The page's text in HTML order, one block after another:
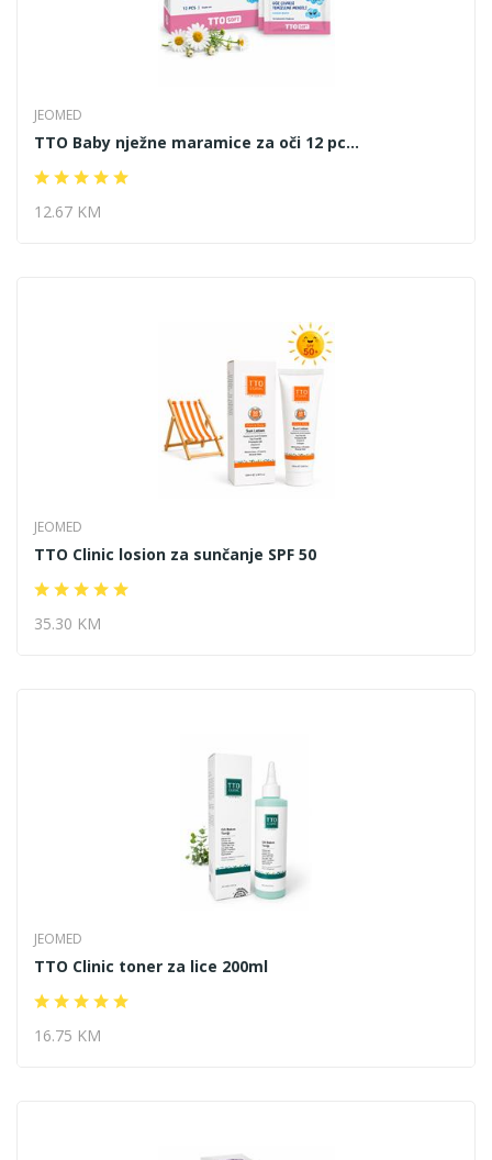
JEOMED
TTO Baby nježne maramice za oči 12 pc...
12.67 KM
JEOMED
TTO Clinic losion za sunčanje SPF 50
35.30 KM
JEOMED
TTO Clinic toner za lice 200ml
16.75 KM